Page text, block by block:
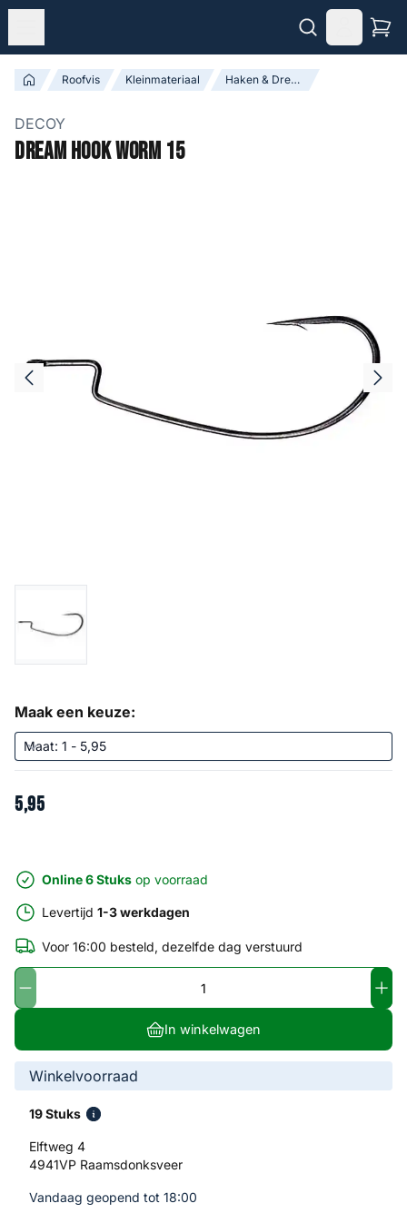
Roofvis Kleinmateriaal Haken & Dreggen
DECOY
Dream Hook Worm 15
Maak een keuze:
5,95
Online 6 Stuks op voorraad
Levertijd 1-3 werkdagen
Voor 16:00 besteld, dezelfde dag verstuurd
In winkelwagen
Winkelvoorraad
19 Stuks
Elftweg 4
4941VP Raamsdonksveer
Vandaag geopend tot 18:00